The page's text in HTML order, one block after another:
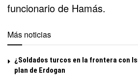
funcionario de Hamás.
Más noticias
¿Soldados turcos en la frontera con
plan de Erdogan